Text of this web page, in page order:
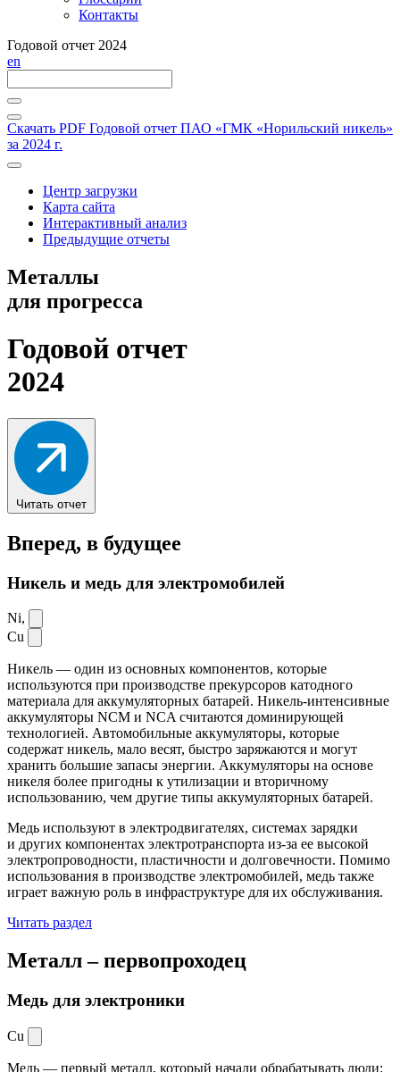
Контакты
Годовой отчет 2024
en
Скачать PDF Годовой отчет ПАО «ГМК «Норильский никель»
за 2024 г.
Центр загрузки
Карта сайта
Интерактивный анализ
Предыдущие отчеты
Металлы
для прогресса
Годовой отчет
2024
Читать отчет
Вперед, в будущее
Никель и медь для электромобилей
Ni,
Cu
Никель — один из основных компонентов, которые
используются при производстве прекурсоров катодного
материала для аккумуляторных батарей. Никель-интенсивные
аккумуляторы NCM и NCA считаются доминирующей
технологией. Автомобильные аккумуляторы, которые
содержат никель, мало весят, быстро заряжаются и могут
хранить большие запасы энергии. Аккумуляторы на основе
никеля более пригодны к утилизации и вторичному
использованию, чем другие типы аккумуляторных батарей.
Медь используют в электродвигателях, системах зарядки
и других компонентах электротранспорта из-за ее высокой
электропроводности, пластичности и долговечности. Помимо
использования в производстве электромобилей, медь также
играет важную роль в инфраструктуре для их обслуживания.
Читать раздел
Металл –первопроходец
Медь для электроники
Cu
Медь — первый металл, который начали обрабатывать люди: